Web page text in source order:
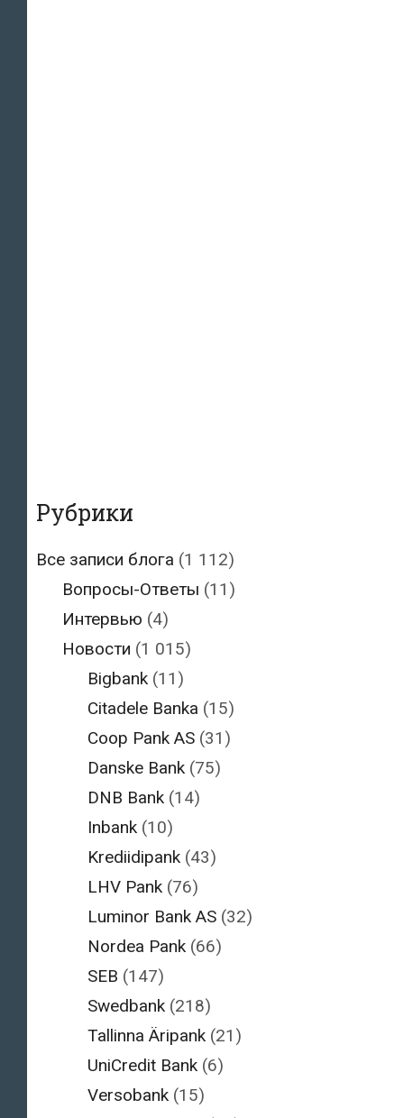
Рубрики
Все записи блога (1 112)
Вопросы-Ответы (11)
Интервью (4)
Новости (1 015)
Bigbank (11)
Citadele Banka (15)
Coop Pank AS (31)
Danske Bank (75)
DNB Bank (14)
Inbank (10)
Krediidipank (43)
LHV Pank (76)
Luminor Bank AS (32)
Nordea Pank (66)
SEB (147)
Swedbank (218)
Tallinna Äripank (21)
UniCredit Bank (6)
Versobank (15)